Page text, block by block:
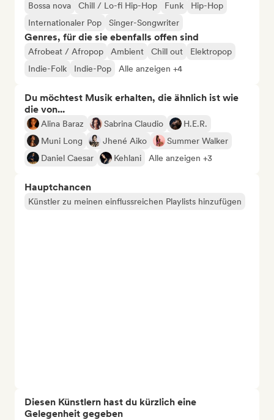
Bossa nova Chill / Lo-fi Hip-Hop Funk
Hip-Hop
Internationaler Pop
Singer-Songwriter
Genres, für die sie ebenfalls offen sind
Afrobeat / Afropop Ambient Chill out
Elektropop
Indie-Folk
Indie-Pop Alle anzeigen +4
Du möchtest Musik erhalten, die ähnlich ist wie
die von...
Alina Baraz Sabrina Claudio
H.E.R.
Muni Long
Jhené Aiko
Summer Walker
Daniel Caesar
Kehlani Alle anzeigen +3
Hauptchancen
Künstler zu meinen einflussreichen Playlists hinzufügen
Diesen Künstlern hast du kürzlich eine
Gelegenheit gegeben